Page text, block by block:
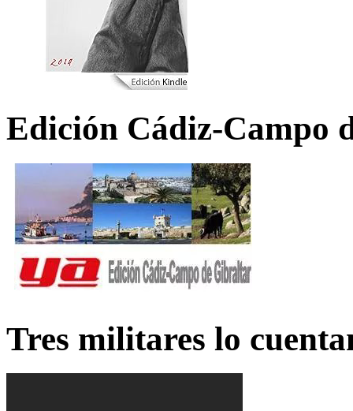
Edición Cádiz-Campo
Tres militares lo